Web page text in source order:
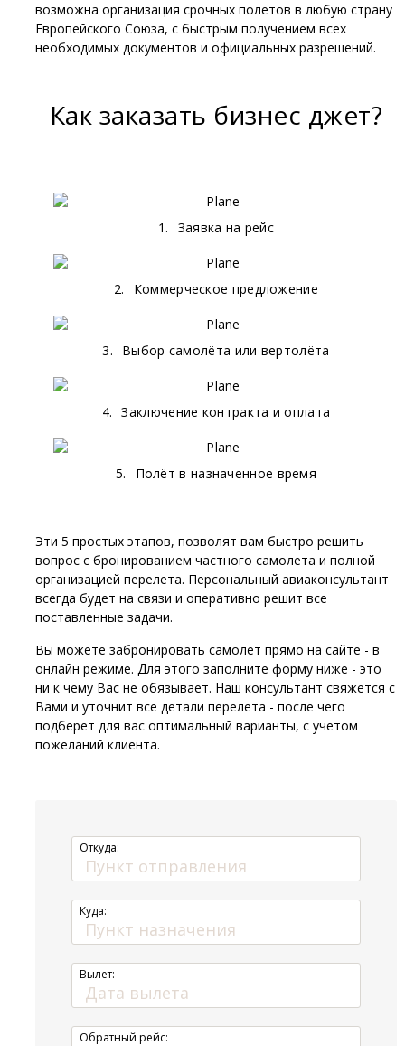
возможна организация срочных полетов в любую страну
Европейского Союза, с быстрым получением всех
необходимых документов и официальных разрешений.
Как заказать бизнес джет?
1. Заявка на рейс
2. Коммерческое предложение
3. Выбор самолёта или вертолёта
4. Заключение контракта и оплата
5. Полёт в назначенное время
Эти 5 простых этапов, позволят вам быстро решить
вопрос с бронированием частного самолета и полной
организацией перелета. Персональный авиаконсультант
всегда будет на связи и оперативно решит все
поставленные задачи.
Вы можете забронировать самолет прямо на сайте - в
онлайн режиме. Для этого заполните форму ниже - это
ни к чему Вас не обязывает. Наш консультант свяжется с
Вами и уточнит все детали перелета - после чего
подберет для вас оптимальный варианты, с учетом
пожеланий клиента.
Откуда:
Куда:
Вылет:
Обратный рейс: